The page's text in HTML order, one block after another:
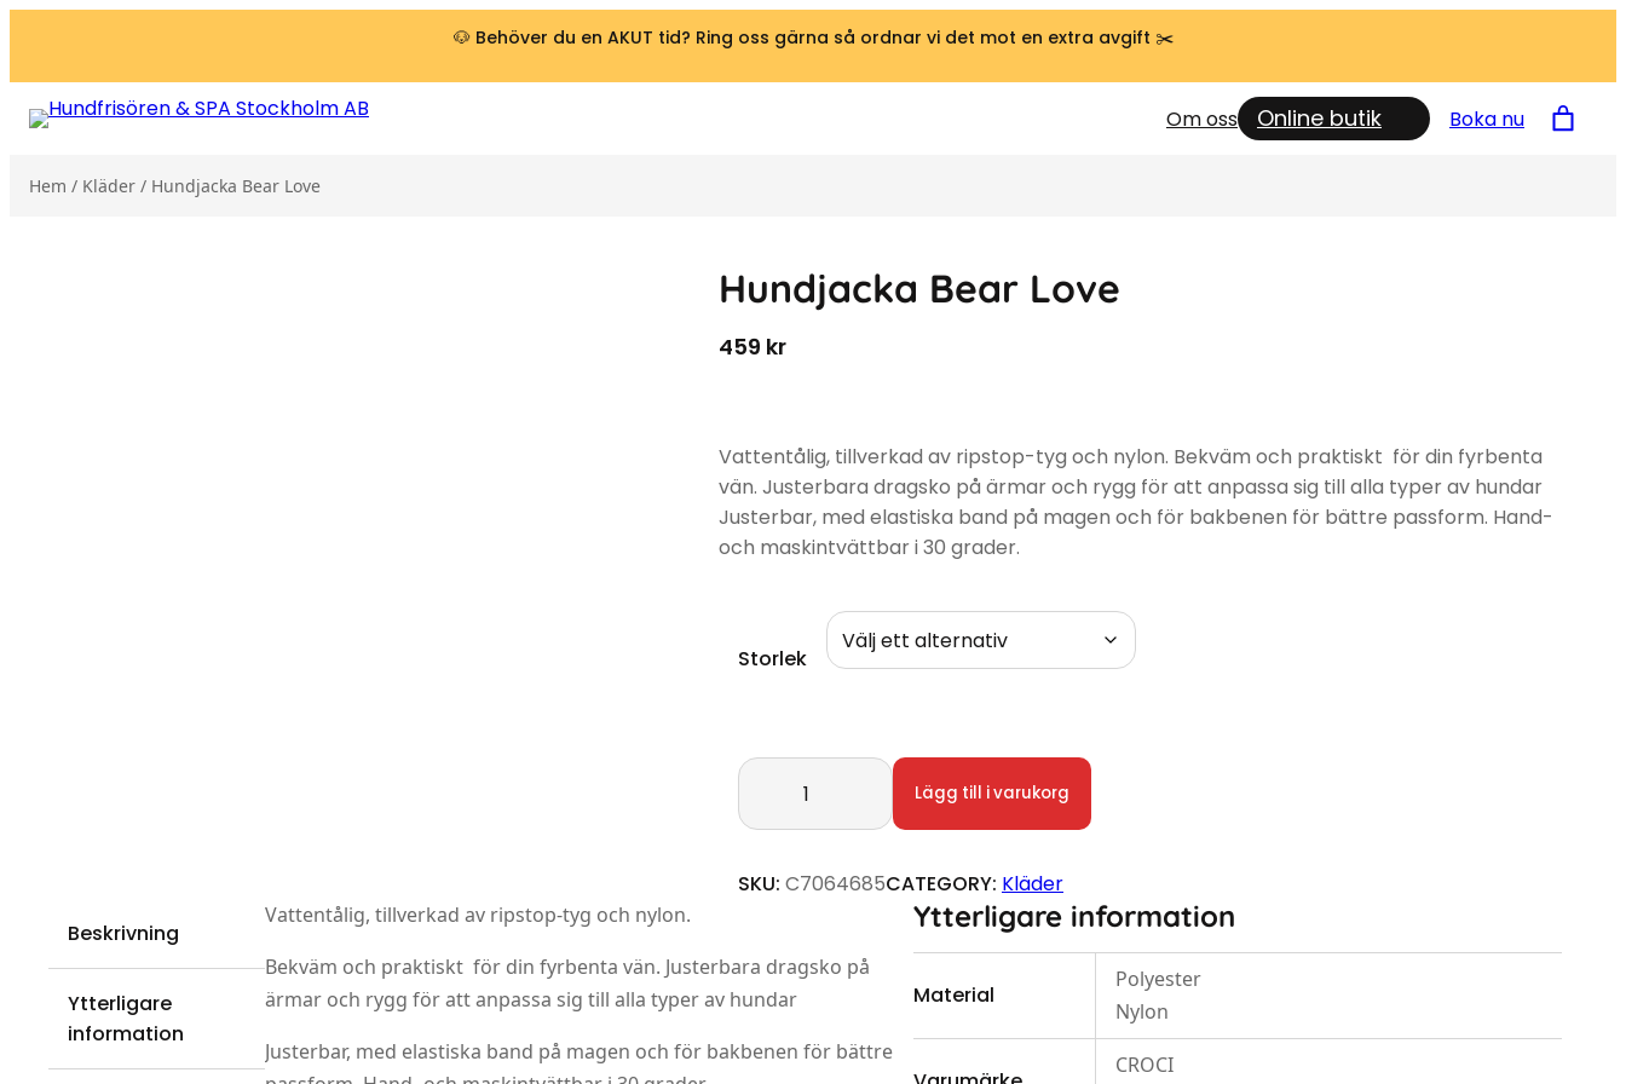
🐶 Behöver du en AKUT tid? Ring oss gärna så ordnar vi det mot en extra avgift ✂️
Om oss Online butik Boka nu
Hem / Kläder / Hundjacka Bear Love
Hundjacka Bear Love
459 kr
Vattentålig, tillverkad av ripstop-tyg och nylon. Bekväm och praktiskt för din fyrbenta
vän. Justerbara dragsko på ärmar och rygg för att anpassa sig till alla typer av hundar
Justerbar, med elastiska band på magen och för bakbenen för bättre passform. Hand-
och maskintvättbar i 30 grader.
Storlek
Hundjacka Bear Love mängd
Lägg till i varukorg
SKU: C7064685CATEGORY: Kläder
Beskrivning
Ytterligare
information
Vattentålig, tillverkad av ripstop-tyg och nylon.
Bekväm och praktiskt för din fyrbenta vän. Justerbara dragsko på
ärmar och rygg för att anpassa sig till alla typer av hundar
Justerbar, med elastiska band på magen och för bakbenen för bättre
Ytterligare information
Material
Polyester
Nylon
CROCI